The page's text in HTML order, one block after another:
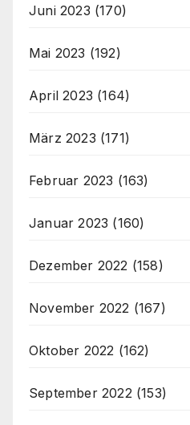
Juni 2023 (170)
Mai 2023 (192)
April 2023 (164)
März 2023 (171)
Februar 2023 (163)
Januar 2023 (160)
Dezember 2022 (158)
November 2022 (167)
Oktober 2022 (162)
September 2022 (153)